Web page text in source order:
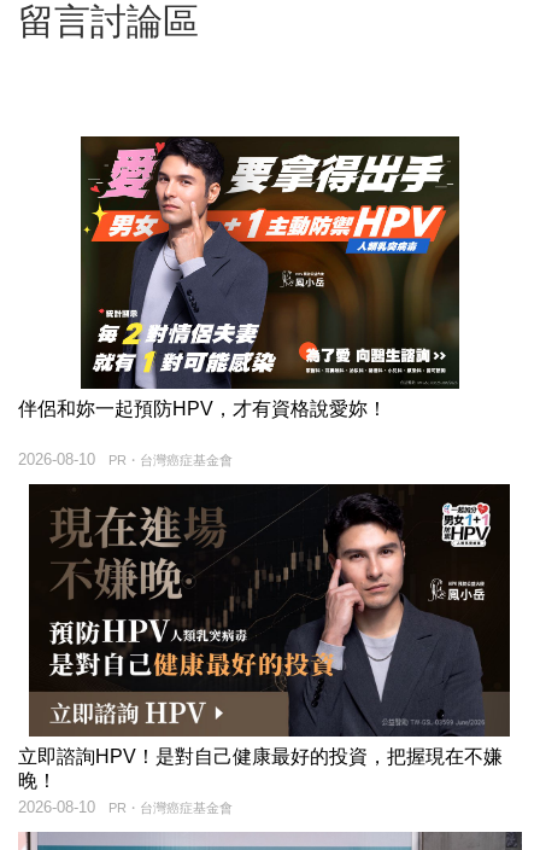
留言討論區
伴侶和妳一起預防HPV，才有資格說愛妳！
PR・台灣癌症基金會
2026-08-10
立即諮詢HPV！是對自己健康最好的投資，把握現在不嫌
晚！
PR・台灣癌症基金會
2026-08-10